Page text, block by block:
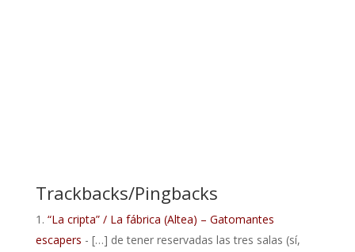
Trackbacks/Pingbacks
“La cripta” / La fábrica (Altea) – Gatomantes
escapers - […] de tener reservadas las tres salas (sí,